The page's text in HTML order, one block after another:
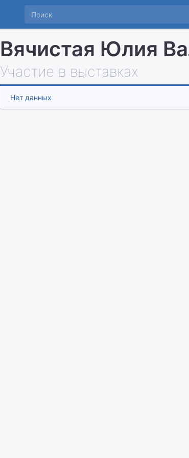
Вячистая Юлия
Участие в выставках
Нет данных